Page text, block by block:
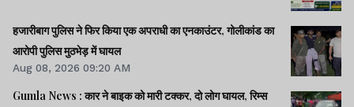
हजारीबाग पुलिस ने फिर किया एक अपराधी का एनकाउंटर, गोलीकांड का
आरोपी पुलिस मुठभेड़ में घायल
Aug 08, 2026 09:20 AM
Gumla News : कार ने बाइक को मारी टक्कर, दो लोग घायल, रिम्स